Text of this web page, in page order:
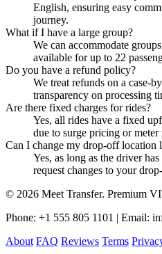
English, ensuring easy
journey.
What if I have a large group?
We can accommodate
available for up to 22
Do you have a refund policy?
We treat refunds on a case-
transparency on processing
Are there fixed charges for rides?
Yes, all rides have a fixed
due to surge pricing or meter
Can I change my drop-off location
Yes, as long as the driver
request changes to your
© 2026 Meet Transfer. Premium
Phone: +1 555 805 1101 | Email:
About FAQ Reviews Terms